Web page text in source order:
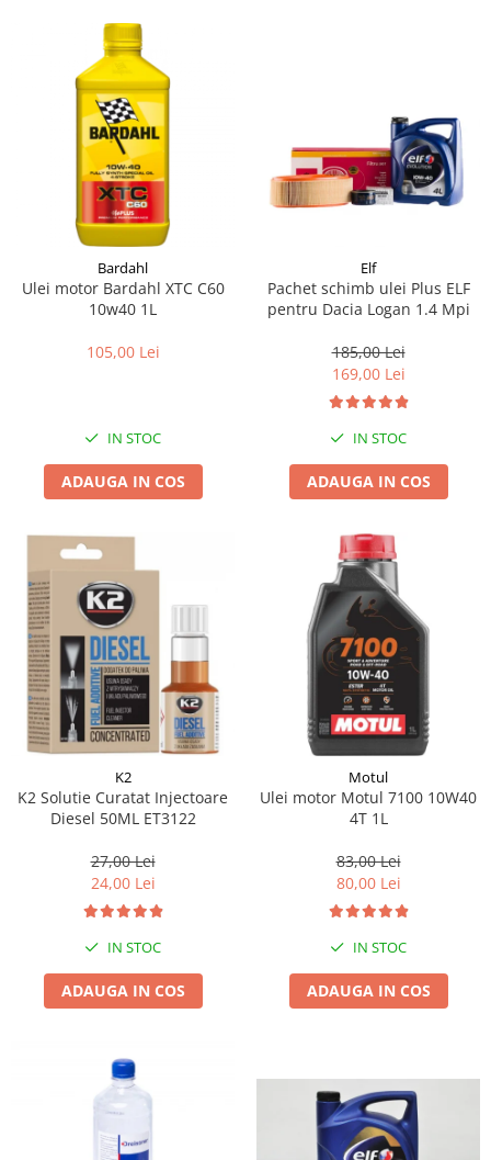
Bardahl
Ulei motor Bardahl XTC C60
10w40 1L
105,00 Lei
IN STOC
ADAUGA IN COS
Elf
Pachet schimb ulei Plus ELF
pentru Dacia Logan 1.4 Mpi
185,00 Lei
169,00 Lei
IN STOC
ADAUGA IN COS
K2
K2 Solutie Curatat Injectoare
Diesel 50ML ET3122
27,00 Lei
24,00 Lei
IN STOC
ADAUGA IN COS
Motul
Ulei motor Motul 7100 10W40
4T 1L
83,00 Lei
80,00 Lei
IN STOC
ADAUGA IN COS